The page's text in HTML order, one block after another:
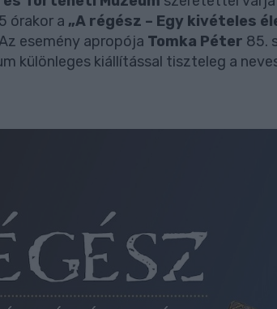
órakor a „A régész – Egy kivételes
esemény apropója Tomka Péter 85.
különleges kiállítással tiszteleg a